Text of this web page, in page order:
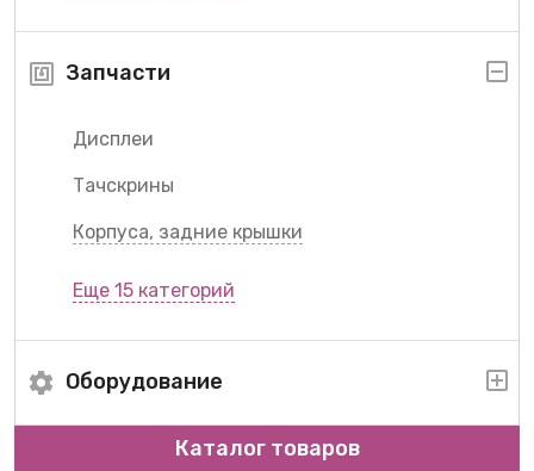
Запчасти
Дисплеи
Тачскрины
Корпуса, задние крышки
Еще 15 категорий
Оборудование
Каталог товаров